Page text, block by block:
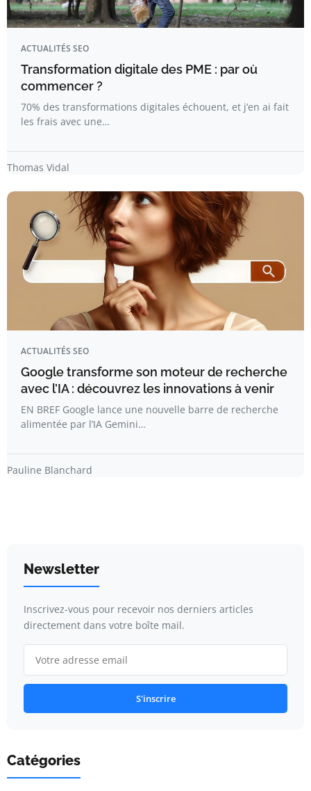
ACTUALITÉS SEO
Transformation digitale des PME : par où
commencer ?
70% des transformations digitales échouent, et j’en ai fait
les frais avec une…
Thomas Vidal
ACTUALITÉS SEO
Google transforme son moteur de recherche
avec l’IA : découvrez les innovations à venir
EN BREF Google lance une nouvelle barre de recherche
alimentée par l’IA Gemini…
Pauline Blanchard
Newsletter
Inscrivez-vous pour recevoir nos derniers articles
directement dans votre boîte mail.
S'inscrire
Catégories